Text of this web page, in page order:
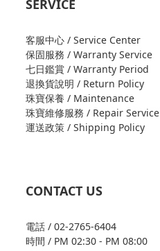
SERVICE
客服中心 / Service Center
保固服務 / Warranty Service
七日鑑賞 / Warranty Period
退換貨說明 / Return Policy
珠寶保養 / Maintenance
珠寶維修服務 / Repair Service
運送政策 / Shipping Policy
CONTACT US
電話 / 02-2765-6404
時間 / PM 02:30 - PM 08:00